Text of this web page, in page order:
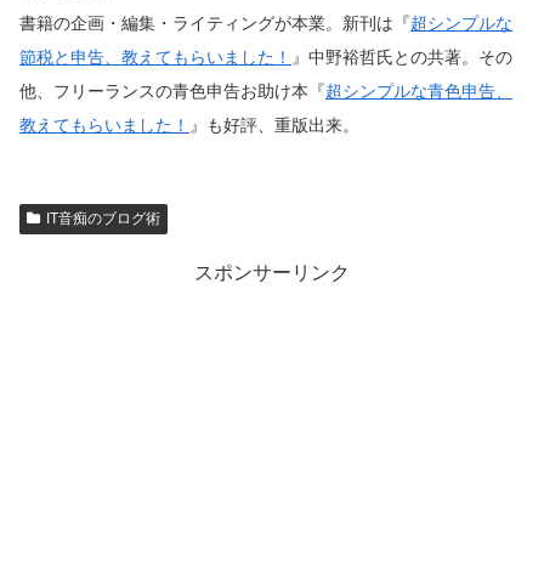
書籍の企画・編集・ライティングが本業。新刊は『超シンプルな
節税と申告、教えてもらいました！ 』中野裕哲氏との共著。その
他、フリーランスの青色申告お助け本『超シンプルな青色申告、
教えてもらいました！ 』も好評、重版出来。
IT音痴のブログ術
スポンサーリンク